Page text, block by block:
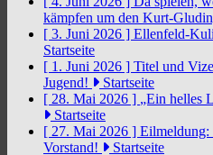
kämpfen um den Kurt-
[ 3. Juni 2026 ] Ellenfeld-
Startseite
[ 1. Juni 2026 ] Titel und
Jugend!
Startseite
[ 28. Mai 2026 ] „Ein helles
Startseite
[ 27. Mai 2026 ] Eilmeldung:
Vorstand!
Startseite